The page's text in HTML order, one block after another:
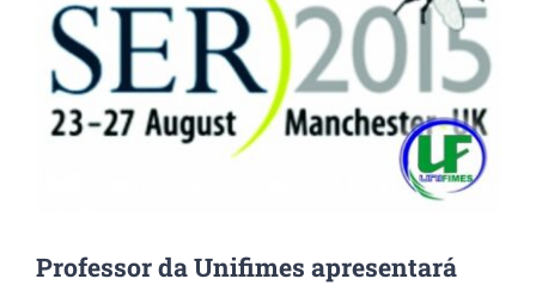
Professor da Unifimes apresentará